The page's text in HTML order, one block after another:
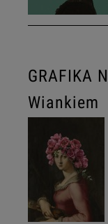
GRAFIKA
Wiankiem